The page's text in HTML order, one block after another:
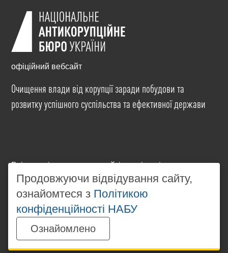
офіційний вебсайт
Очищення влади від корупції заради побудови та
розвитку успішного суспільства та ефективної держави
Всі матеріали на цьому сайті розміщені на умовах
ліцензіїCreative Commons Attribution-NonCommercial-
NoDerivatives 4.0 International. Використання будь-
яких матеріалів, розміщених на сайті, дозволяється
за умови посилання наwww.nabu.gov.ua
незалежності від повного або часткового
використання матеріалів.
Продовжуючи відвідування сайту,
ознайомтеся з Політикою
конфіденційності НАБУ
Ознайомлено